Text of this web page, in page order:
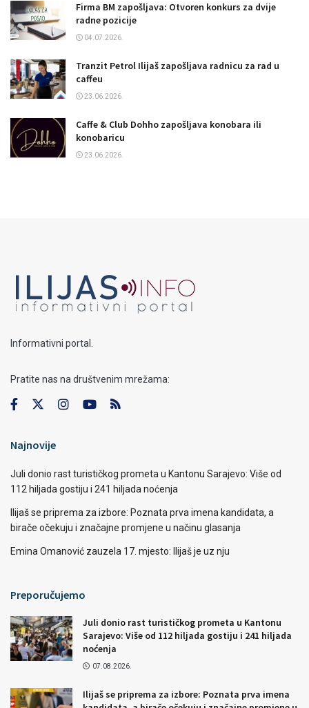
Firma BM zapošljava: Otvoren konkurs za dvije
radne pozicije
04.07.2026.
Tranzit Petrol Ilijaš zapošljava radnicu za rad u
caffeu
23.06.2026.
Caffe & Club Dohho zapošljava konobara ili
konobaricu
23.06.2026.
Informativni portal.
Pratite nas na društvenim mrežama:
Najnovije
Juli donio rast turističkog prometa u Kantonu Sarajevo: Više od
112 hiljada gostiju i 241 hiljada noćenja
Ilijaš se priprema za izbore: Poznata prva imena kandidata, a
birače očekuju i značajne promjene u načinu glasanja
Emina Omanović zauzela 17. mjesto: Ilijaš je uz nju
Preporučujemo
Juli donio rast turističkog prometa u Kantonu
Sarajevo: Više od 112 hiljada gostiju i 241 hiljada
noćenja
07.08.2026.
Ilijaš se priprema za izbore: Poznata prva imena